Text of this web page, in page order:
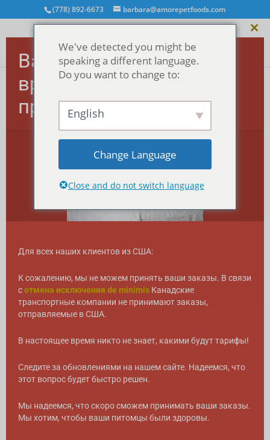
(778) 892-6673 barbara@amorepetfoods.com
Главная /Лечение
MEGA Treats - Индейка (150 г)
We've detected you might be
speaking a different language.
Do you want to change to:
English
Change Language
Close and do not switch language
Важно! Заказы в США
временно
приостановлены.
Для всех наших клиентов из США:
К сожалению, мы не можем принять ваши заказы. В связи
сотмена исключения de minimis Канадские
транспортные компании не принимают заказы,
отправляемые в США.
В настоящее время никто не знает, какими будут тарифы!
Следите за обновлениями на нашем сайте. Надеемся, что
этот вопрос будет быстро решен.
Мы надеемся, что скоро сможем принимать ваши заказы.
Мы хотим, чтобы ваши питомцы были здоровы.